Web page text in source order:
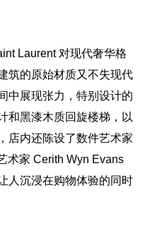
Laurent 对现代奢华格
筑的原始材质又不失现代
中展现张力，特别设计的
和黑漆木质回旋楼梯，以
店内还陈设了数件艺术家
术家 Cerith Wyn Evans
人沉浸在购物体验的同时